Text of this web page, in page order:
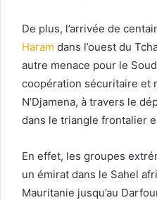
De plus, l’arrivée de
Haram dans l’ouest du
autre menace pour le
coopération sécuritaire et
N’Djamena, à travers le
dans le triangle frontalier
En effet, les groupes
un émirat dans le Sahel
Mauritanie jusqu’au